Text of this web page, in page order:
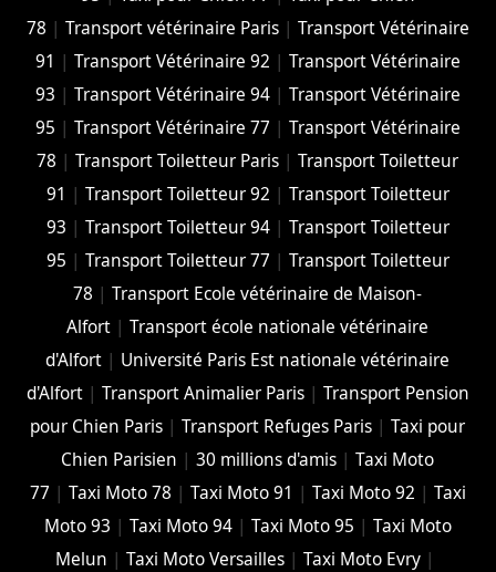
78 | Transport vétérinaire Paris| Transport Vétérinaire
91 | Transport Vétérinaire 92 | Transport Vétérinaire
93 | Transport Vétérinaire 94| Transport Vétérinaire
95 | Transport Vétérinaire 77 | Transport Vétérinaire
78 |Transport Toiletteur Paris |Transport Toiletteur
91 | Transport Toiletteur 92 | Transport Toiletteur
93 | Transport Toiletteur 94| Transport Toiletteur
95 | Transport Toiletteur 77 | Transport Toiletteur
78 |Transport Ecole vétérinaire de Maison-
Alfort |Transport école nationale vétérinaire
d'Alfort | Université Paris Est nationale vétérinaire
d'Alfort| Transport Animalier Paris| Transport Pension
pour Chien Paris |Transport Refuges Paris |Taxi pour
Chien Parisien |30 millions d'amis |Taxi Moto
77 | Taxi Moto 78 | Taxi Moto 91 | Taxi Moto 92 | Taxi
Moto 93 | Taxi Moto 94| Taxi Moto 95 | Taxi Moto
Melun |Taxi Moto Versailles |Taxi Moto Evry |